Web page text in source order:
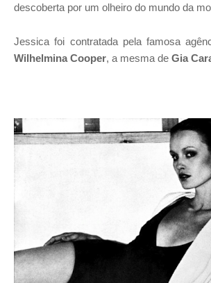
descoberta por um olheiro do mundo da
Jessica foi contratada pela famosa
Wilhelmina Cooper, a mesma de Gia